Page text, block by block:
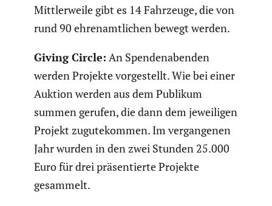
Mittler­weile gibt es 14 Fahrzeuge, die von
rund 90 ehren­amt­li­chen bewegt werden.
Giving Circle: An Spenden­abenden
werden Projekte vorge­stellt. Wie bei einer
Auktion werden aus dem Publikum
summen gerufen, die dann dem jewei­ligen
Projekt zugute­kommen. Im vergan­genen
Jahr wurden in den zwei Stunden 25.000
Euro für drei präsen­tierte Projekte
gesammelt.